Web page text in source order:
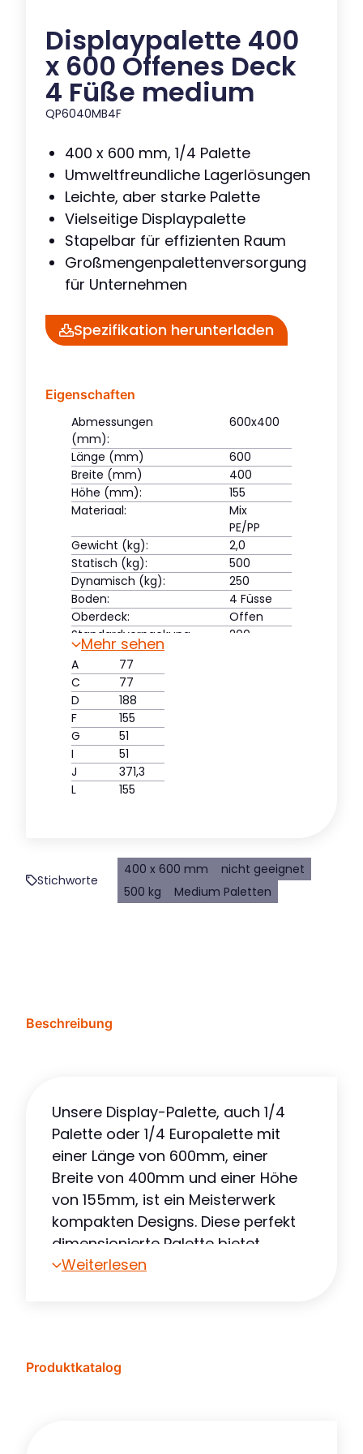
Displaypalette 400
x 600 Offenes Deck
4 Füße medium
QP6040MB4F
400 x 600 mm, 1/4 Palette
Umweltfreundliche Lagerlösungen
Leichte, aber starke Palette
Vielseitige Displaypalette
Stapelbar für effizienten Raum
Großmengenpalettenversorgung
für Unternehmen
Spezifikation herunterladen
Eigenschaften
Abmessungen
(mm):
600x400
Länge (mm)
600
Breite (mm)
400
Höhe (mm):
155
Materiaal:
Mix
PE/PP
Gewicht (kg):
2,0
Statisch (kg):
500
Dynamisch (kg):
250
Boden:
4 Füsse
Oberdeck:
Offen
Standardverpackung
(Stück):
200
Mehr sehen
A
77
C
77
D
188
F
155
G
51
I
51
J
371,3
L
155
Stichworte
400 x 600 mm
nicht geeignet
500 kg
Medium Paletten
Beschreibung
Unsere Display-Palette, auch 1/4
Palette oder 1/4 Europalette mit
einer Länge von 600mm, einer
Breite von 400mm und einer Höhe
von 155mm, ist ein Meisterwerk
kompakten Designs. Diese perfekt
dimensionierte Palette bietet
unübertroffene Bequemlichkeit für
Abmessungen machen sie zur
Weiterlesen
Produktkatalog